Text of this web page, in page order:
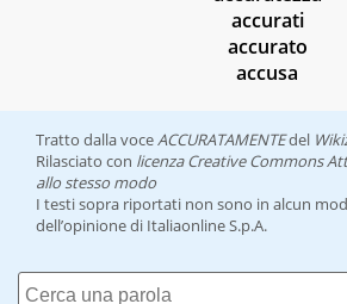
accurati
accurato
accusa
Tratto dalla voceACCURATAMENTEdel
Rilasciato con licenza Creative Commons
allo stesso modo
I testi sopra riportati non sono in alcun
dell’opinione di Italiaonline S.p.A.